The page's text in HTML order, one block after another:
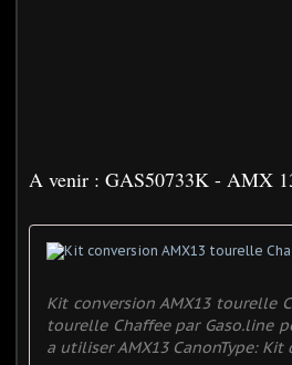
A venir : GAS50733K - AMX
Kit conversion AMX13 tourelle
tourelle Chaffee par Gaso.line
a utiliser AMX13 CanonType: Kit